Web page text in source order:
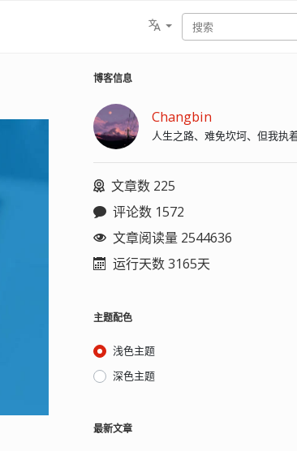
博客信息
Changbin
人生之路、难免坎坷、但我执着
文章数 225
评论数 1572
文章阅读量 2544636
运行天数 3165天
主题配色
浅色主题
深色主题
最新文章